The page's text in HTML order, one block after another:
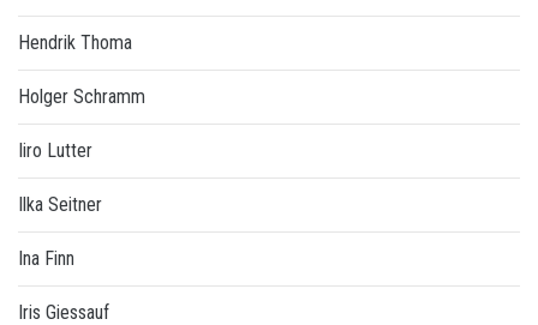
Hendrik Thoma
Holger Schramm
Iiro Lutter
Ilka Seitner
Ina Finn
Iris Giessauf